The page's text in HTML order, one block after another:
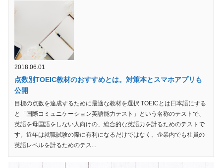
2018.06.01
点数別TOEIC教材のおすすめとは。対策本とスマホアプリも
公開
目標の点数を達成するために最適な教材を選択 TOEICとは日本語にする
と「国際コミュニケーション英語能力テスト」という名称のテストで、
英語を母国語をしない人向けの、総合的な英語力を計るためのテストで
す。近年は就職試験の際に有利になるだけではなく、企業内でも社員の
英語レベルを計るためのテス...